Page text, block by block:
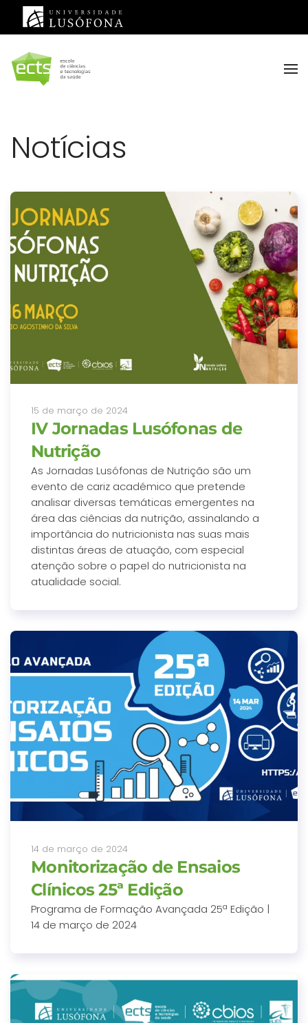
Saltar para o conteúdo principal
Notícias
15 de março de 2024
IV Jornadas Lusófonas de
Nutrição
As Jornadas Lusófonas de Nutrição são um
evento de cariz académico que pretende
analisar diversas temáticas emergentes na
área das ciências da nutrição, assinalando a
importância do nutricionista nas suas mais
distintas áreas de atuação, com especial
atenção sobre o papel do nutricionista na
atualidade social.
14 de março de 2024
Monitorização de Ensaios
Clínicos 25ª Edição
Programa de Formação Avançada 25ª Edição |
14 de março de 2024